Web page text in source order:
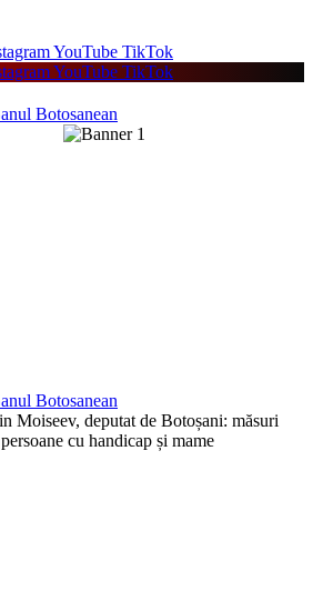
YouTube TikTok
YouTube TikTok
Moiseev, deputat de Botoșani: măsuri
cu handicap și mame